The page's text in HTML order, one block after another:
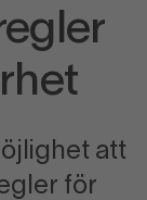
att
för